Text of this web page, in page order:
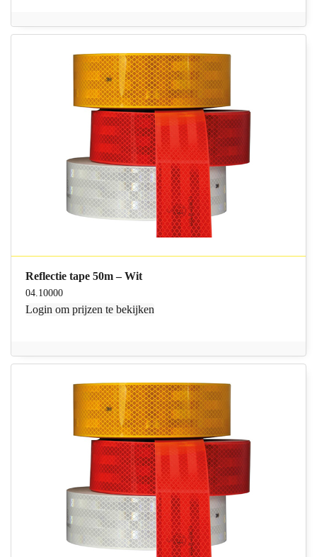
Reflectie tape 50m – Wit
04.10000
Login om prijzen te bekijken